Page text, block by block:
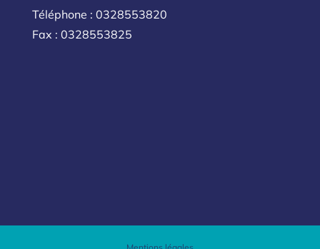
Téléphone : 0328553820
Fax : 0328553825